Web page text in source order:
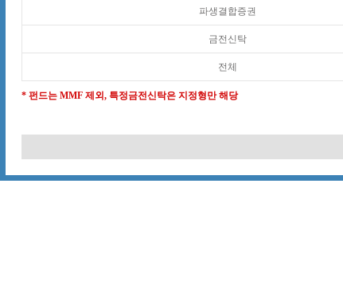
파생결합증권
금전신탁
전체
* 펀드는 MMF 제외, 특정금전신탁은 지정형만 해당